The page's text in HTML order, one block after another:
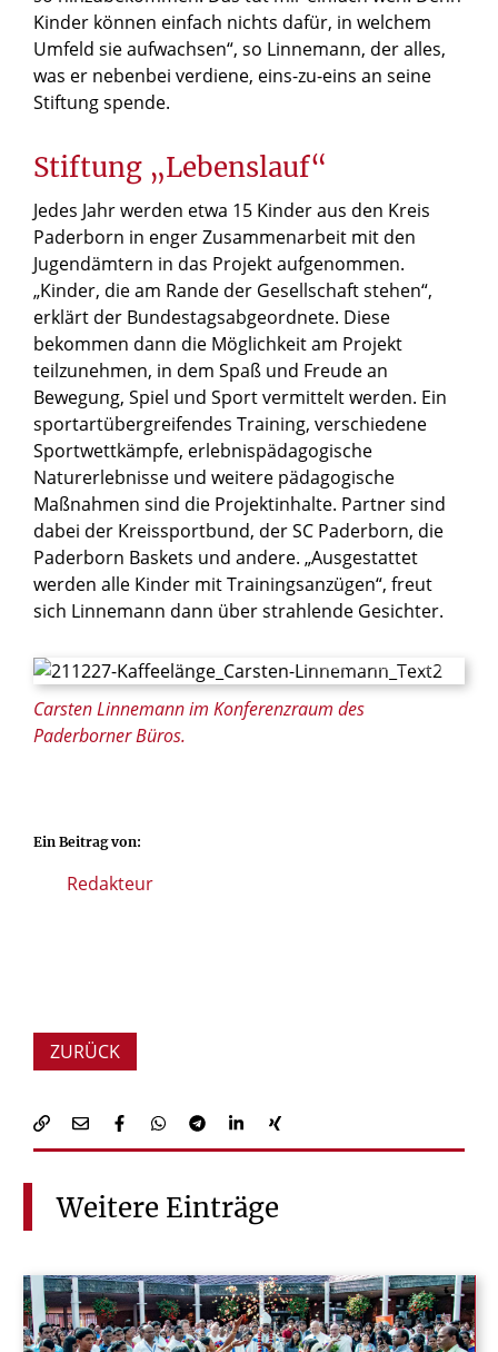
© Ronald Pfaff / Erzbistum Paderborn
Carsten Linnemann im Konferenzraum des
Paderborner Büros.
Kinder können einfach nichts dafür, in welchem
Umfeld sie aufwachsen“, so Linnemann, der alles,
was er nebenbei verdiene, eins-zu-eins an seine
Stiftung spende.
Stiftung „Lebenslauf“
Jedes Jahr werden etwa 15 Kinder aus den Kreis
Paderborn in enger Zusammenarbeit mit den
Jugendämtern in das Projekt aufgenommen.
„Kinder, die am Rande der Gesellschaft stehen“,
erklärt der Bundestagsabgeordnete. Diese
bekommen dann die Möglichkeit am Projekt
teilzunehmen, in dem Spaß und Freude an
Bewegung, Spiel und Sport vermittelt werden. Ein
sportartübergreifendes Training, verschiedene
Sportwettkämpfe, erlebnispädagogische
Naturerlebnisse und weitere pädagogische
Maßnahmen sind die Projektinhalte. Partner sind
dabei der Kreissportbund, der SC Paderborn, die
Paderborn Baskets und andere. „Ausgestattet
werden alle Kinder mit Trainingsanzügen“, freut
sich Linnemann dann über strahlende Gesichter.
Ein Beitrag von:
Redakteur
ZURÜCK
Weitere Einträge